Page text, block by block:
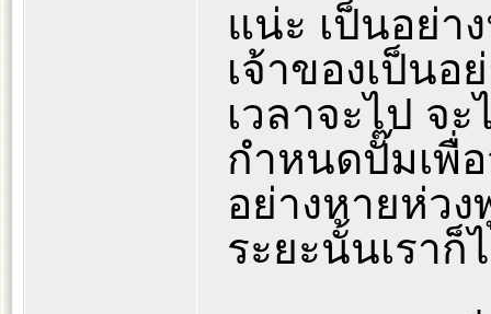
แน่ะ เป็นอย่า
เจ้าของเป็น
เวลาจะไป จ
กำหนดปั๊มเพื่
อย่างหายห่วง
ระยะนั้นเราก็